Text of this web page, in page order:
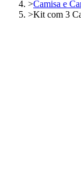
>Camisa e
>Kit com 3